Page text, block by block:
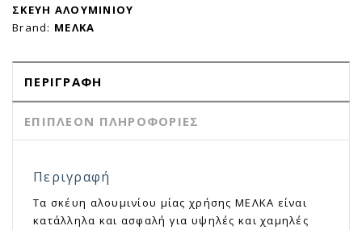
ΣΚΕΥΗ ΑΛΟΥΜΙΝΙΟΥ
Brand: ΜΕΛΚΑ
ΠΕΡΙΓΡΑΦΉ
ΕΠΙΠΛΈΟΝ ΠΛΗΡΟΦΟΡΊΕΣ
Περιγραφή
Τα σκέυη αλουμινίου μίας χρήσης ΜΕΛΚΑ είναι
κατάλληλα και ασφαλή για υψηλές και χαμηλές